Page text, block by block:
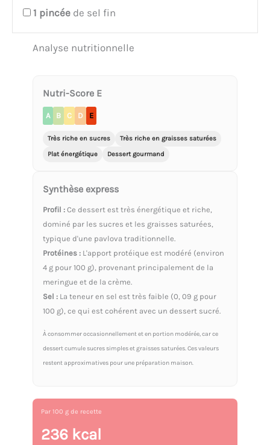
1 pincée de sel fin
Analyse nutritionnelle
Nutri-Score E
A B C D E
Très riche en sucres
Très riche en graisses saturées
Plat énergétique
Dessert gourmand
Synthèse express
Profil : Ce dessert est très énergétique et riche,
dominé par les sucres et les graisses saturées,
typique d'une pavlova traditionnelle.
Protéines : L'apport protéique est modéré (environ
4 g pour 100 g), provenant principalement de la
meringue et de la crème.
Sel : La teneur en sel est très faible (0, 09 g pour
100 g), ce qui est cohérent avec un dessert sucré.
À consommer occasionnellement et en portion modérée, car ce
dessert cumule sucres simples et graisses saturées. Ces valeurs
restent approximatives pour une préparation maison.
Par 100 g de recette
236 kcal